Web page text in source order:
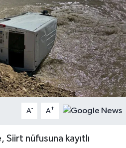
A- A+
nüfusuna kayıtlı